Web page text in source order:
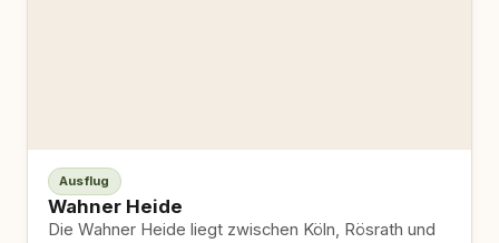
Ausflug
Wahner Heide
Die Wahner Heide liegt zwischen Köln, Rösrath und